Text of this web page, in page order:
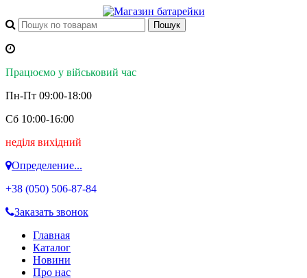
Працюємо у військовий час
Пн-Пт 09:00-18:00
Сб 10:00-16:00
неділя вихідний
Определение...
+38 (050) 506-87-84
Заказать звонок
Главная
Каталог
Новини
Про нас